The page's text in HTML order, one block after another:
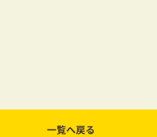
一覧へ戻る